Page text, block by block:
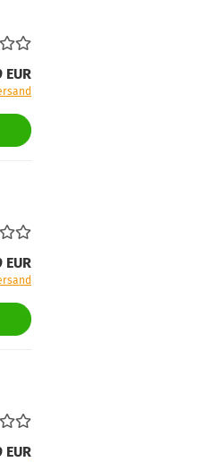
EUR
EUR
EUR